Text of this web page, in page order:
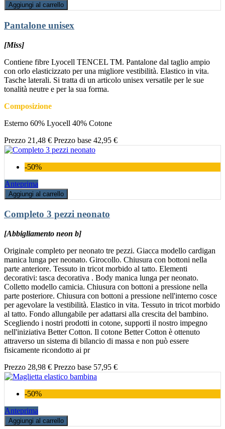
Aggiungi al carrello
Pantalone unisex
[Miss]
Contiene fibre Lyocell TENCEL TM. Pantalone dal taglio ampio
con orlo elasticizzato per una migliore vestibilità. Elastico in vita.
Tasche laterali. Si tratta di un articolo unisex versatile per le sue
tonalità neutre e per la sua forma.
Composizione
Esterno 60% Lyocell 40% Cotone
Prezzo 21,48 € Prezzo base 42,95 €
-50%
Anteprima
Aggiungi al carrello
Completo 3 pezzi neonato
[Abbigliamento neon b]
Originale completo per neonato tre pezzi. Giacca modello cardigan
manica lunga per neonato. Girocollo. Chiusura con bottoni nella
parte anteriore. Tessuto in tricot morbido al tatto. Elementi
decorativi: tasca decorativa . Body manica lunga per neonato.
Colletto modello camicia. Chiusura con bottoni a pressione nella
parte posteriore. Chiusura con bottoni a pressione nell'interno cosce
per agevolare la vestibilità. Elastico in vita. Tessuto in tricot morbido
al tatto. Fondo allungabile per adattarsi alla crescita del bambino.
Scegliendo i nostri prodotti in cotone, supporti il nostro impegno
nell'iniziativa Better Cotton. Il cotone Better Cotton è ottenuto
attraverso un sistema di bilancio di massa e non può essere
fisicamente ricondotto ai pr
Prezzo 28,98 € Prezzo base 57,95 €
-50%
Anteprima
Aggiungi al carrello